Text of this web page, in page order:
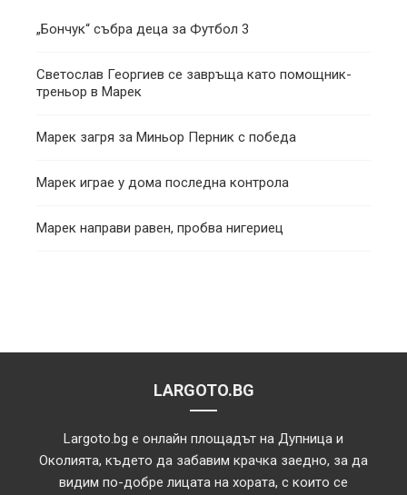
„Бончук“ събра деца за Футбол 3
Светослав Георгиев се завръща като помощник-
треньор в Марек
Марек загря за Миньор Перник с победа
Марек играе у дома последна контрола
Марек направи равен, пробва нигериец
LARGOTO.BG
Largoto.bg е онлайн площадът на Дупница и
Околията, където да забавим крачка заедно, за да
видим по-добре лицата на хората, с които се